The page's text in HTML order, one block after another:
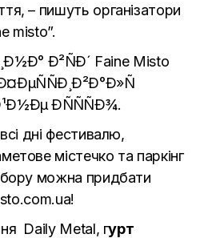
– пишуть організатори
misto”.
дні фестивалю,
містечко та паркінг
можна придбати
!
Daily Metal, гурт